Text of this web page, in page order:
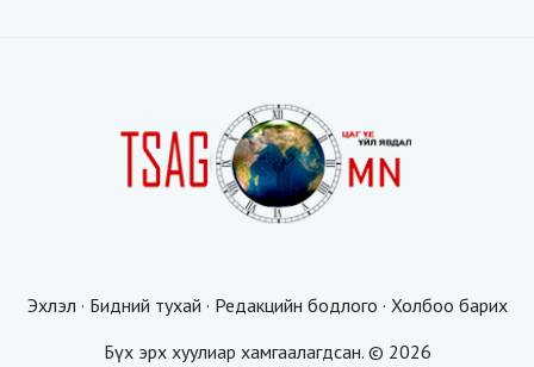
Видёо: ХУУЛЬ ЗӨРЧИН СОНГОГДСОН
ХУУЛЬ ТОГТООГЧ
Таван мянгын будаатай хуургаар
жуулчдыг татахгүй ээ, Д.Батсүх ээ
Эхлэл · Бидний тухай · Редакцийн бодлого · Холбоо барих
Бүх эрх хуулиар хамгаалагдсан. © 2026